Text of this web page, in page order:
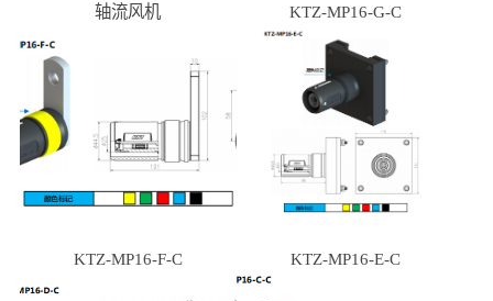
轴流风机 KTZ-MP16-G-C
KTZ-MP16-F-C KTZ-MP16-E-C